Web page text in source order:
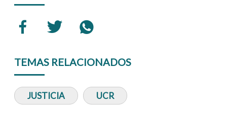
TEMAS RELACIONADOS
JUSTICIA UCR